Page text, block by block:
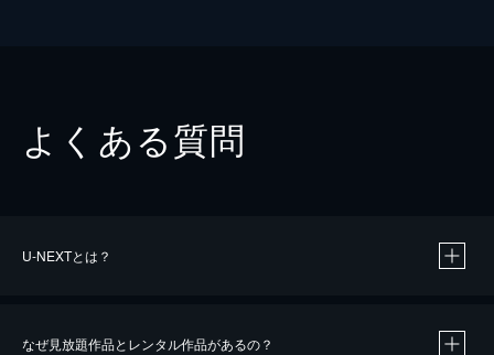
よくある質問
U-NEXTとは？
なぜ見放題作品とレンタル作品があるの？